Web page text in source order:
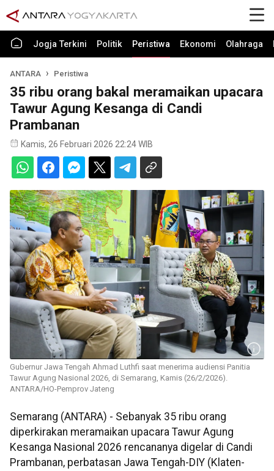
Jogja Terkini Politik Peristiwa Ekonomi Olahraga
ANTARA Peristiwa
35 ribu orang bakal meramaikan upacara
Tawur Agung Kesanga di Candi
Prambanan
Kamis, 26 Februari 2026 22:24 WIB
Gubernur Jawa Tengah Ahmad Luthfi saat menerima audiensi Panitia
Tawur Agung Nasional 2026, di Semarang, Kamis (26/2/2026).
ANTARA/HO-Pemprov Jateng
Semarang (ANTARA) - Sebanyak 35 ribu orang
diperkirakan meramaikan upacara Tawur Agung
Kesanga Nasional 2026 rencananya digelar di Candi
Prambanan, perbatasan Jawa Tengah-DIY (Klaten-